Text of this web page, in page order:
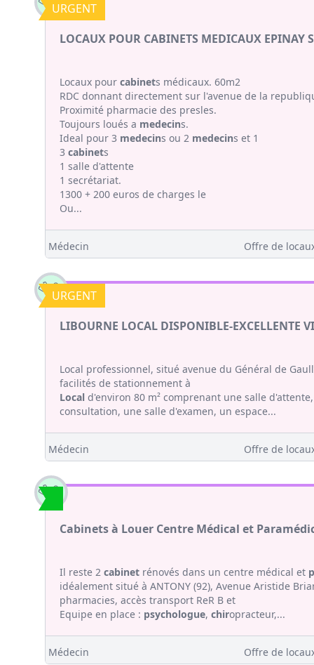
URGENT
LOCAUX POUR CABINETS MEDICAUX EPINAY
Locaux pour cabinets médicaux. 60m2
RDC donnant directement sur l'avenue de la
Proximité pharmacie des presles.
Toujours loués a medecins.
Ideal pour 3 medecins ou 2 medecins et 1
3 cabinets
1 salle d'attente
1 secrétariat.
1300 + 200 euros de charges le
Ou...
Médecin Offre de
URGENT
LIBOURNE LOCAL DISPONIBLE-EXCELLENTE
Local professionnel, situé avenue du Général de
facilités de stationnement à
Local d'environ 80 m² comprenant une salle
consultation, une salle d'examen, un espace...
Médecin Offre de
Cabinets à Louer Centre Médical et
Il reste 2 cabinet rénovés dans un centre médical et
idéalement situé à ANTONY (92), Avenue Aristide
pharmacies, accès transport ReR B et
Equipe en place : psychologue, chiropracteur,...
Médecin Offre de